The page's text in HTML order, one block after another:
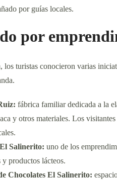
por guías locales.
por
los turistas conocieron varias
fábrica familiar dedicada a la
y otros materiales. Los
Salinerito: uno de los
y productos lácteos.
Chocolates El Salinerito: